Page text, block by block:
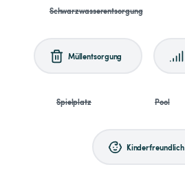
Schwarzwasserentsorgung
Müllentsorgung
Spielplatz Pool
Kinderfreundlich